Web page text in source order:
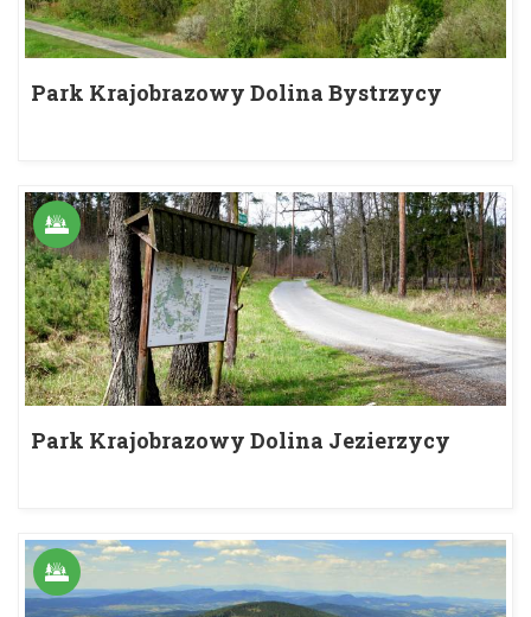
Park Krajobrazowy Dolina Bystrzycy
Park Krajobrazowy Dolina Jezierzycy